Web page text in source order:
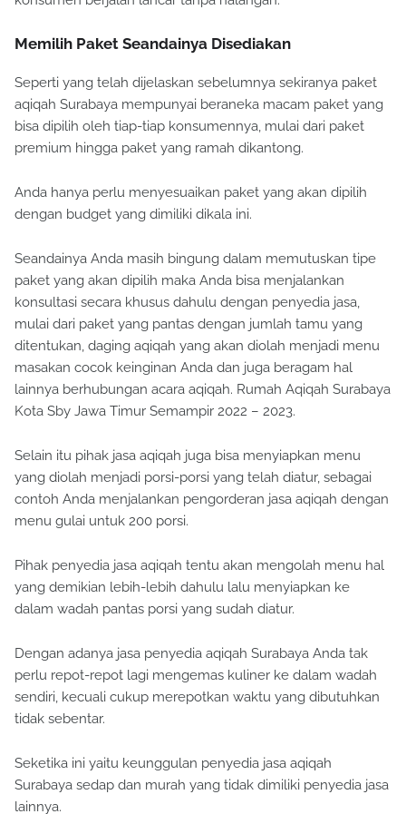
Memilih Paket Seandainya Disediakan
Seperti yang telah dijelaskan sebelumnya sekiranya paket
aqiqah Surabaya mempunyai beraneka macam paket yang
bisa dipilih oleh tiap-tiap konsumennya, mulai dari paket
premium hingga paket yang ramah dikantong.
Anda hanya perlu menyesuaikan paket yang akan dipilih
dengan budget yang dimiliki dikala ini.
Seandainya Anda masih bingung dalam memutuskan tipe
paket yang akan dipilih maka Anda bisa menjalankan
konsultasi secara khusus dahulu dengan penyedia jasa,
mulai dari paket yang pantas dengan jumlah tamu yang
ditentukan, daging aqiqah yang akan diolah menjadi menu
masakan cocok keinginan Anda dan juga beragam hal
lainnya berhubungan acara aqiqah. Rumah Aqiqah Surabaya
Kota Sby Jawa Timur Semampir 2022 – 2023.
Selain itu pihak jasa aqiqah juga bisa menyiapkan menu
yang diolah menjadi porsi-porsi yang telah diatur, sebagai
contoh Anda menjalankan pengorderan jasa aqiqah dengan
menu gulai untuk 200 porsi.
Pihak penyedia jasa aqiqah tentu akan mengolah menu hal
yang demikian lebih-lebih dahulu lalu menyiapkan ke
dalam wadah pantas porsi yang sudah diatur.
Dengan adanya jasa penyedia aqiqah Surabaya Anda tak
perlu repot-repot lagi mengemas kuliner ke dalam wadah
sendiri, kecuali cukup merepotkan waktu yang dibutuhkan
tidak sebentar.
Seketika ini yaitu keunggulan penyedia jasa aqiqah
Surabaya sedap dan murah yang tidak dimiliki penyedia jasa
lainnya.